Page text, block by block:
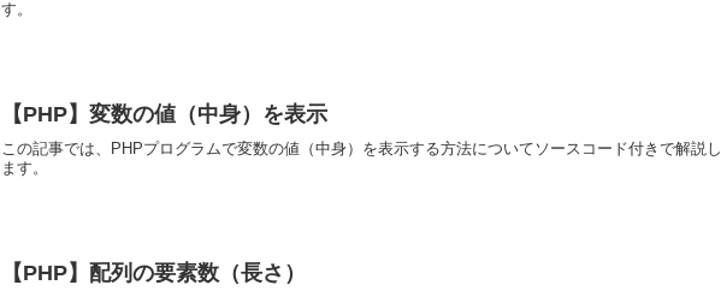
す。
【PHP】変数の値（中身）を表示
この記事では、PHPプログラムで変数の値（中身）を表示する方法についてソースコード付きで解説し
ます。
【PHP】配列の要素数（長さ）